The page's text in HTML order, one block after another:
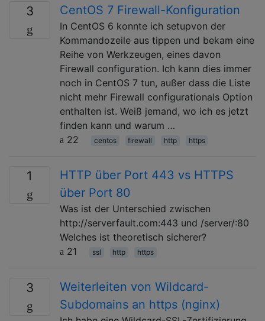
3 CentOS 7 Firewall-Konfiguration
In CentOS 6 konnte ich setupvon der
Kommandozeile aus tippen und bekam eine
Reihe von Werkzeugen, eines davon
Firewall configuration. Ich kann dies immer
noch in CentOS 7 tun, außer dass die Liste
nicht mehr Firewall configurationals Option
enthalten ist. Weiß jemand, wo ich es jetzt
finden kann und warum …
22
centos firewall http https
1
HTTP über Port 443 vs HTTPS
über Port 80
Was ist der Unterschied zwischen
http://serverfault.com:443 und /server/:80
Welches ist theoretisch sicherer?
21
ssl http https
3
Weiterleiten von Wildcard-
Subdomains an https (nginx)